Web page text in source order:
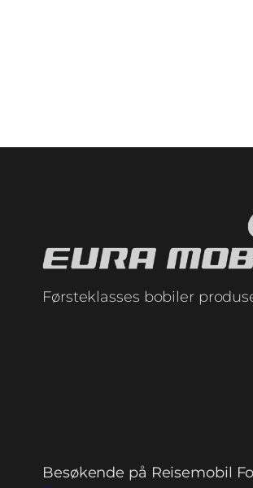
Førsteklasses bobiler
Besøkende på Reisemobil